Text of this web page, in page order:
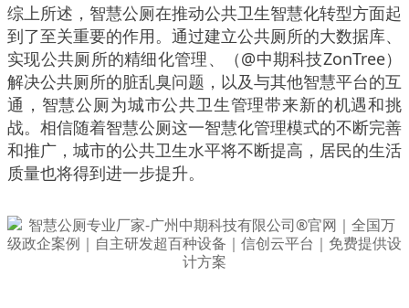
综上所述，智慧公厕在推动公共卫生智慧化转型方面起
到了至关重要的作用。通过建立公共厕所的大数据库、
实现公共厕所的精细化管理、（@中期科技ZonTree）
解决公共厕所的脏乱臭问题，以及与其他智慧平台的互
通，智慧公厕为城市公共卫生管理带来新的机遇和挑
战。相信随着智慧公厕这一智慧化管理模式的不断完善
和推广，城市的公共卫生水平将不断提高，居民的生活
质量也将得到进一步提升。